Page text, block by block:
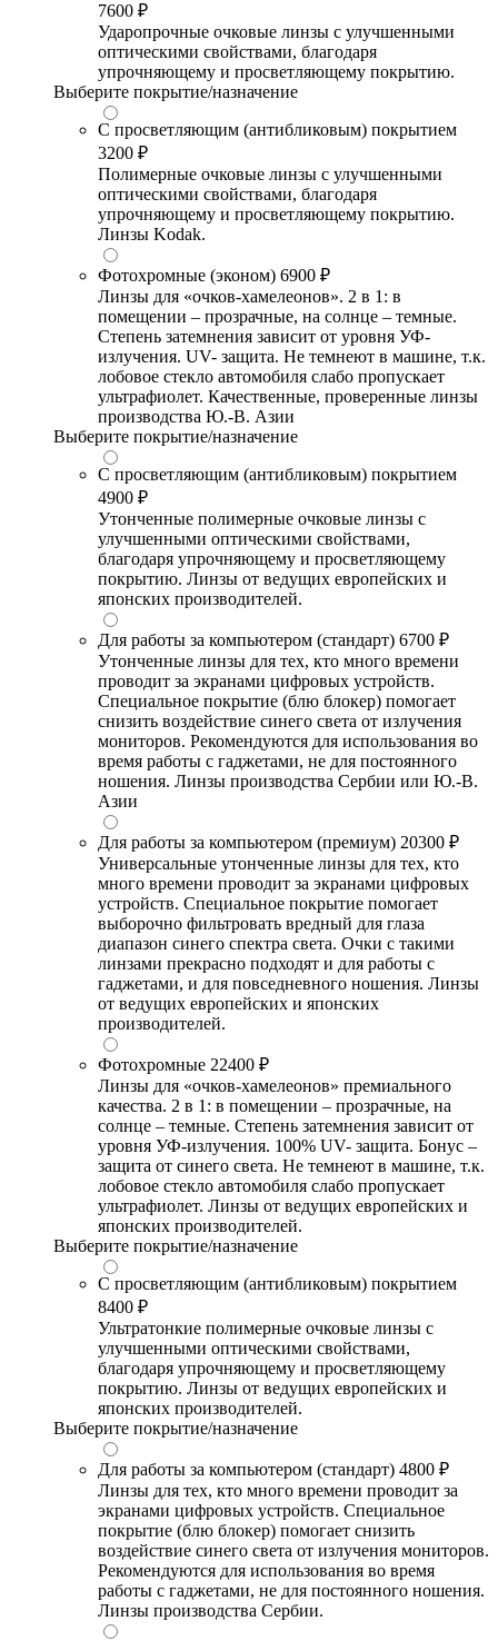
7600 ₽
Ударопрочные очковые линзы с улучшенными
оптическими свойствами, благодаря
упрочняющему и просветляющему покрытию.
Выберите покрытие/назначение
С просветляющим (антибликовым) покрытием
3200 ₽
Полимерные очковые линзы с улучшенными
оптическими свойствами, благодаря
упрочняющему и просветляющему покрытию.
Линзы Kodak.
Фотохромные (эконом) 6900 ₽
Линзы для «очков-хамелеонов». 2 в 1: в
помещении – прозрачные, на солнце – темные.
Степень затемнения зависит от уровня УФ-
излучения. UV- защита. Не темнеют в машине, т.к.
лобовое стекло автомобиля слабо пропускает
ультрафиолет. Качественные, проверенные линзы
производства Ю.-В. Азии
Выберите покрытие/назначение
С просветляющим (антибликовым) покрытием
4900 ₽
Утонченные полимерные очковые линзы с
улучшенными оптическими свойствами,
благодаря упрочняющему и просветляющему
покрытию. Линзы от ведущих европейских и
японских производителей.
Для работы за компьютером (стандарт) 6700 ₽
Утонченные линзы для тех, кто много времени
проводит за экранами цифровых устройств.
Специальное покрытие (блю блокер) помогает
снизить воздействие синего света от излучения
мониторов. Рекомендуются для использования во
время работы с гаджетами, не для постоянного
ношения. Линзы производства Сербии или Ю.-В.
Азии
Для работы за компьютером (премиум) 20300 ₽
Универсальные утонченные линзы для тех, кто
много времени проводит за экранами цифровых
устройств. Специальное покрытие помогает
выборочно фильтровать вредный для глаза
диапазон синего спектра света. Очки с такими
линзами прекрасно подходят и для работы с
гаджетами, и для повседневного ношения. Линзы
от ведущих европейских и японских
производителей.
Фотохромные 22400 ₽
Линзы для «очков-хамелеонов» премиального
качества. 2 в 1: в помещении – прозрачные, на
солнце – темные. Степень затемнения зависит от
уровня УФ-излучения. 100% UV- защита. Бонус –
защита от синего света. Не темнеют в машине, т.к.
лобовое стекло автомобиля слабо пропускает
ультрафиолет. Линзы от ведущих европейских и
японских производителей.
Выберите покрытие/назначение
С просветляющим (антибликовым) покрытием
8400 ₽
Ультратонкие полимерные очковые линзы с
улучшенными оптическими свойствами,
благодаря упрочняющему и просветляющему
покрытию. Линзы от ведущих европейских и
японских производителей.
Выберите покрытие/назначение
Для работы за компьютером (стандарт) 4800 ₽
Линзы для тех, кто много времени проводит за
экранами цифровых устройств. Специальное
покрытие (блю блокер) помогает снизить
воздействие синего света от излучения мониторов.
Рекомендуются для использования во время
работы с гаджетами, не для постоянного ношения.
Линзы производства Сербии.